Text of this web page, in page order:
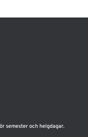
semester och helgdagar.